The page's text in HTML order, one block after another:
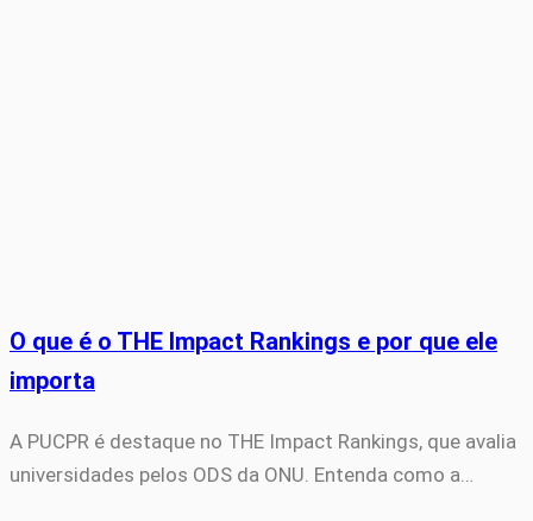
O que é o THE Impact Rankings e por que ele
importa
A PUCPR é destaque no THE Impact Rankings, que avalia
universidades pelos ODS da ONU. Entenda como a…